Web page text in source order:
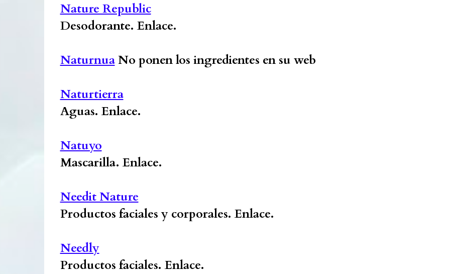
Nature Republic
Desodorante.Enlace.
NaturnuaNo ponen los ingredientes en su web
Naturtierra
Aguas.Enlace.
Natuyo
Mascarilla.Enlace.
Needit Nature
Productos faciales y corporales.Enlace.
Needly
Productos faciales.Enlace.